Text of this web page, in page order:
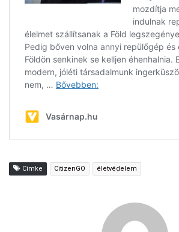
Címke CitizenGO életvédelem